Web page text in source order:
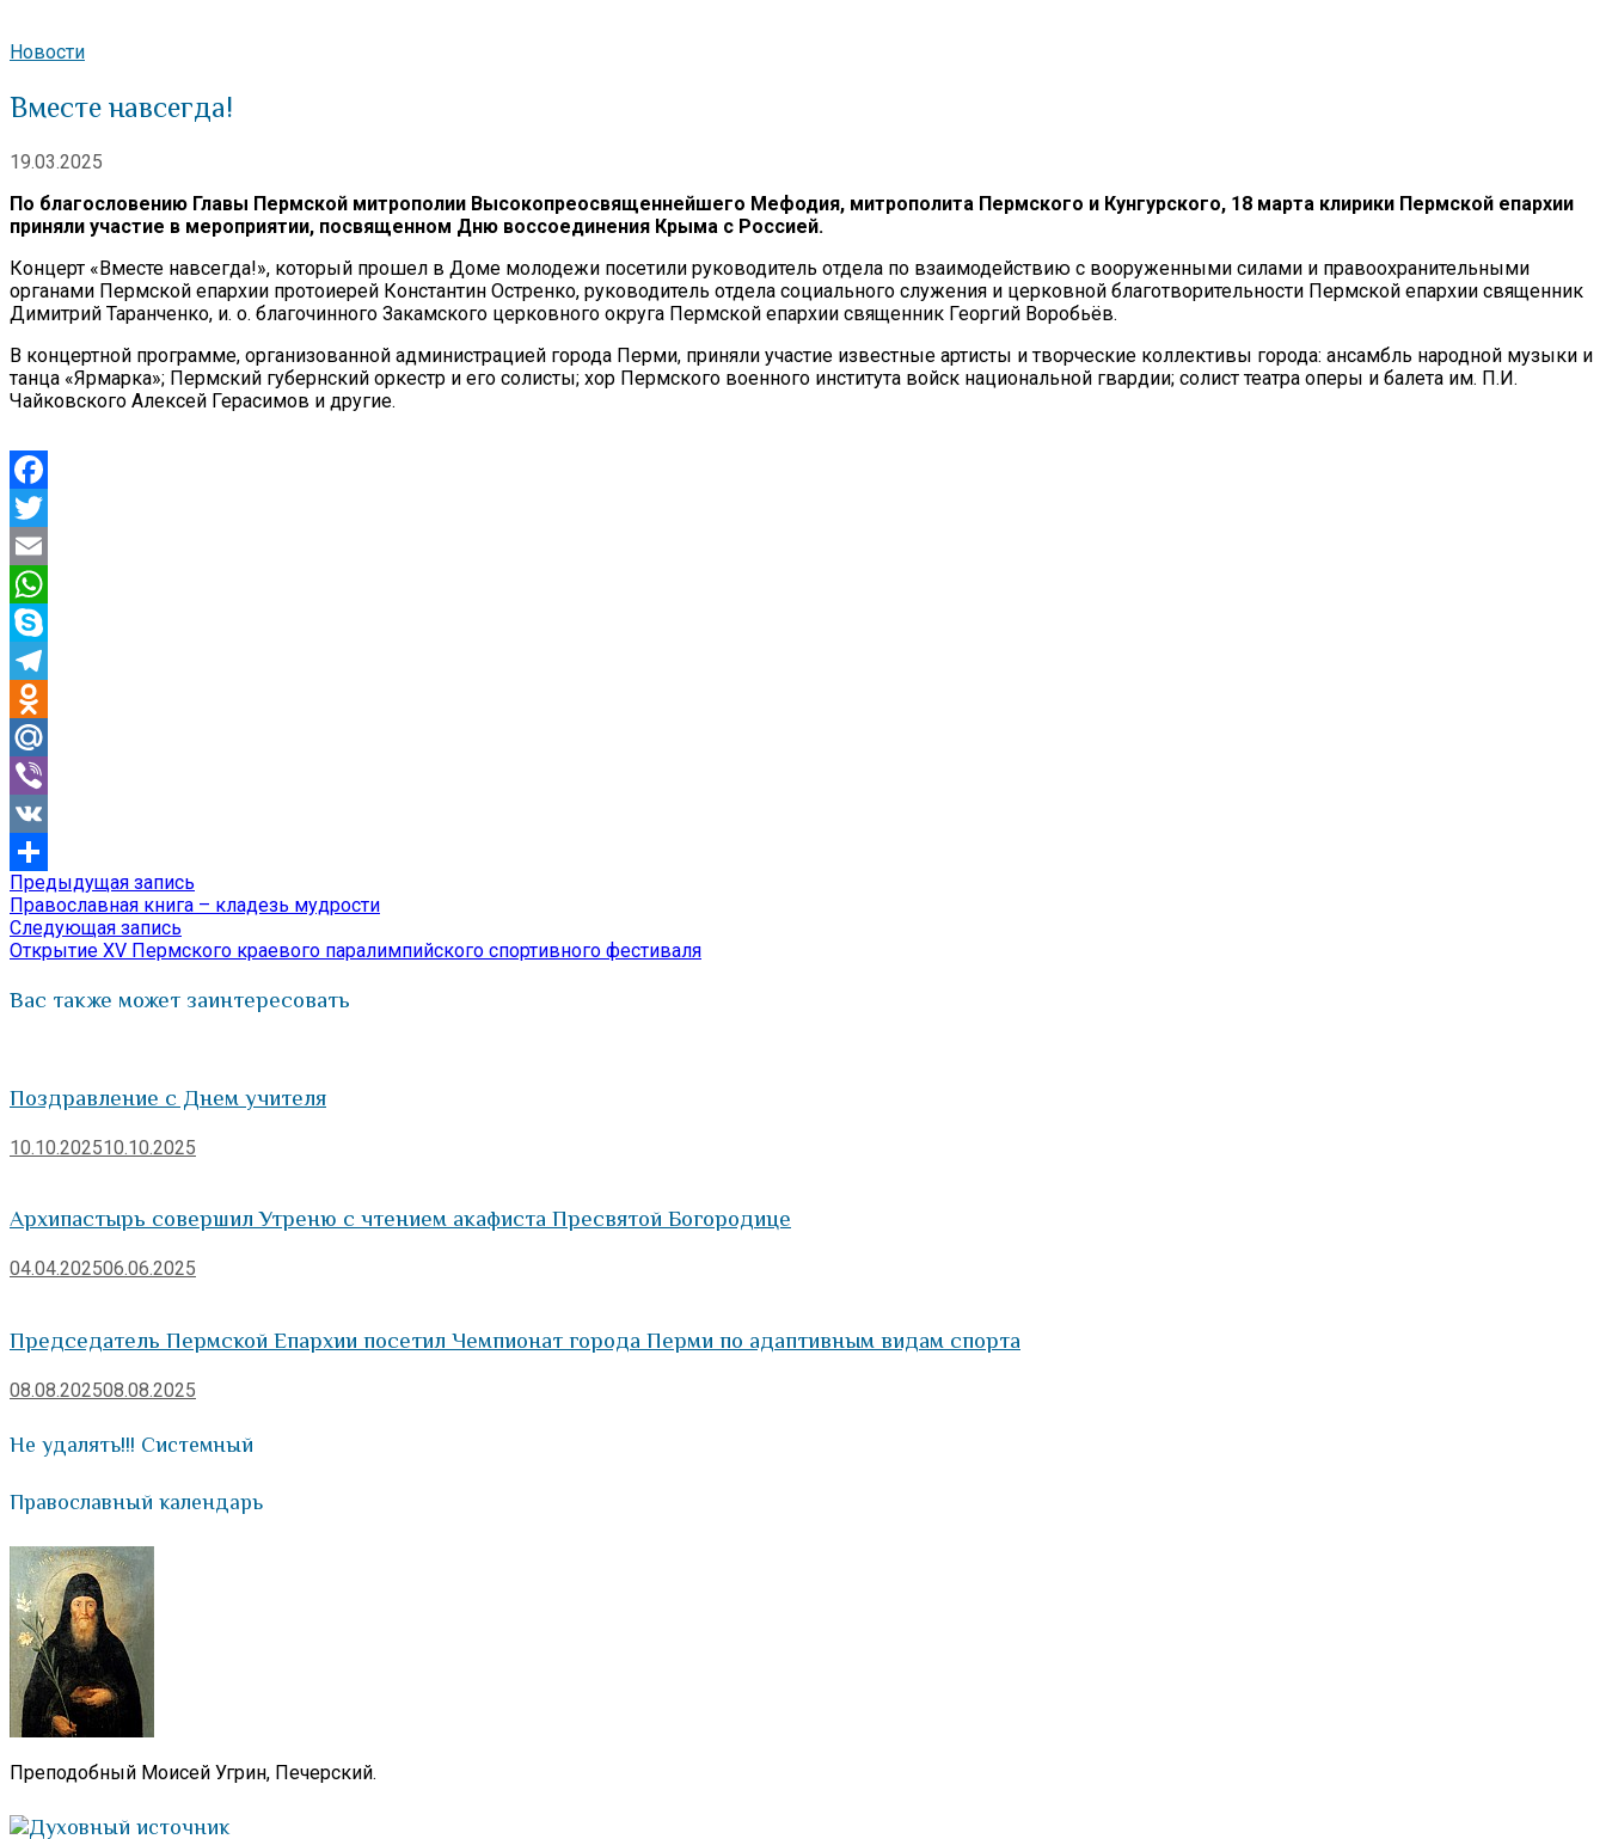
Новости
Вместе навсегда!
19.03.2025
По благословению Главы Пермской митрополии Высокопреосвященнейшего Мефодия, митрополита Пермского и Кунгурского, 18 марта клирики Пермской епархии
приняли участие в мероприятии, посвященном Дню воссоединения Крыма с Россией.
Концерт «Вместе навсегда!», который прошел в Доме молодежи посетили руководитель отдела по взаимодействию с вооруженными силами и правоохранительными
органами Пермской епархии протоиерей Константин Остренко, руководитель отдела социального служения и церковной благотворительности Пермской епархии священник
Димитрий Таранченко, и. о. благочинного Закамского церковного округа Пермской епархии священник Георгий Воробьёв.
В концертной программе, организованной администрацией города Перми, приняли участие известные артисты и творческие коллективы города: ансамбль народной музыки и
танца «Ярмарка»; Пермский губернский оркестр и его солисты; хор Пермского военного института войск национальной гвардии; солист театра оперы и балета им. П.И.
Чайковского Алексей Герасимов и другие.
Facebook
Twitter
Email
WhatsApp
Skype
Telegram
Odnoklassniki
Mail.Ru
Viber
VK
Отправить
Навигация
по
записям
Предыдущая запись
запись:
Православная книга – кладезь мудрости
Следующая запись
запись:
Открытие XV Пермского краевого паралимпийского спортивного фестиваля
Вас также может заинтересовать
Поздравление с Днем учителя
10.10.202510.10.2025
Архипастырь совершил Утреню с чтением акафиста Пресвятой Богородице
04.04.202506.06.2025
Председатель Пермской Епархии посетил Чемпионат города Перми по адаптивным видам спорта
08.08.202508.08.2025
Не удалять!!! Системный
Православный календарь
Преподобный Моисей Угрин, Печерский.
Духовный источник